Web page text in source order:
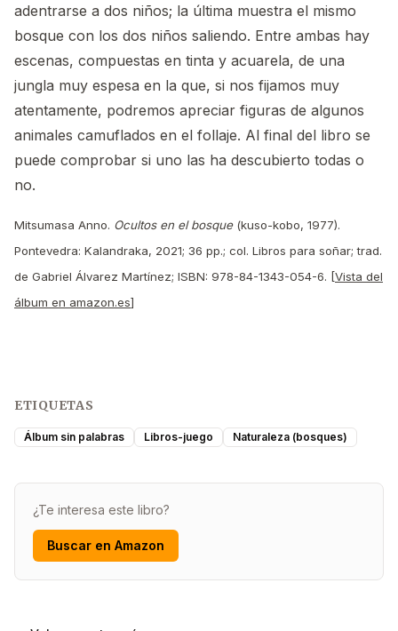
adentrarse a dos niños; la última muestra el mismo
bosque con los dos niños saliendo. Entre ambas hay
escenas, compuestas en tinta y acuarela, de una
jungla muy espesa en la que, si nos fijamos muy
atentamente, podremos apreciar figuras de algunos
animales camuflados en el follaje. Al final del libro se
puede comprobar si uno las ha descubierto todas o
no.
Mitsumasa Anno. Ocultos en el bosque(kuso-kobo, 1977).
Pontevedra: Kalandraka, 2021; 36 pp.; col. Libros para soñar; trad.
de Gabriel Álvarez Martínez; ISBN: 978-84-1343-054-6. [Vista del
álbum en amazon.es]
ETIQUETAS
Álbum sin palabras Libros-juego Naturaleza (bosques)
¿Te interesa este libro?
Buscar en Amazon